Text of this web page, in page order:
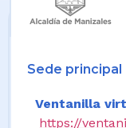
Sede principal
Ventanilla
https://